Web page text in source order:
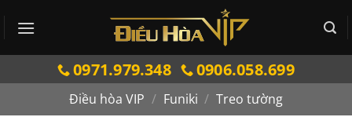
qua
0971.979.348 0906.058.699
Điều hòa VIP / Funiki / Treo tường